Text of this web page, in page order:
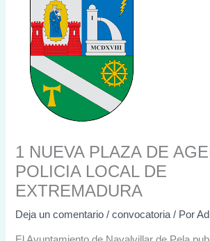
1 NUEVA PLAZA DE
POLICIA LOCAL DE
EXTREMADURA
Deja un comentario /convocatoria / Por